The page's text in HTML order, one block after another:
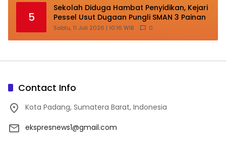
5
Sekolah Diduga Hambat Penyidikan, Kejari
Pessel Usut Dugaan Pungli SMAN 3 Painan
Sabtu, 11 Juli 2026 | 10:16 WIB 0
Contact Info
Kota Padang, Sumatera Barat, Indonesia
ekspresnews1@gmail.com